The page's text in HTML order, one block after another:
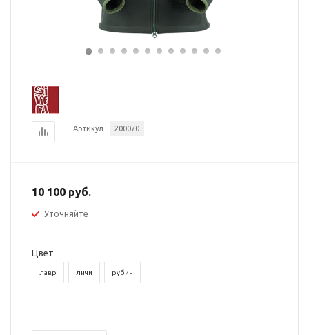
Артикул 200070
10 100 руб.
Уточняйте
Цвет
лавр личи рубин